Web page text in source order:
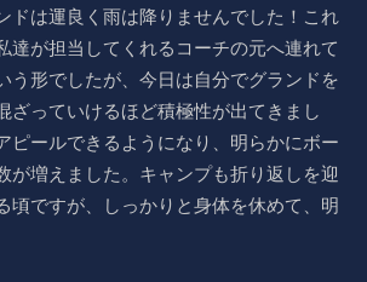
ドは運良く雨は降りませんでした！これ
達が担当してくれるコーチの元へ連れて
う形でしたが、今日は自分でグランドを
ざっていけるほど積極性が出てきまし
ピールできるようになり、明らかにボー
が増えました。キャンプも折り返しを迎
頃ですが、しっかりと身体を休めて、明